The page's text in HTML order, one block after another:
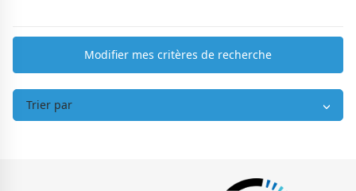
Modifier mes critères de recherche
Trier par